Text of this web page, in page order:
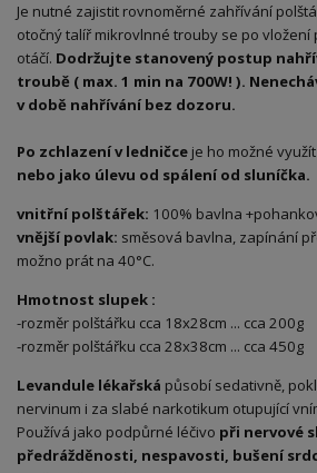
Je nutné zajistit rovnoměrné zahřívání
otočný talíř mikrovlnné trouby se po vložení
otáčí. Dodržujte stanovený postup
troubě ( max. 1 min na 700W! ).
v době nahřívání bez dozoru.
Po zchlazení v ledničce je ho možné
nebo jako úlevu od spálení od sluníčka.
vnitřní polštářek: 100% bavlna
vnější povlak: směsová bavlna, zapínání
možno prát na 40°C.
Hmotnost slupek :
-rozměr polštářku cca 18x28cm ... cca 200g
-rozměr polštářku cca 28x38cm ... cca 450g
Levandule lékařská působí sedativně,
nervinum i za slabé narkotikum otupující
Používá jako podpůrné léčivo při nervové
předrážděnosti, nespavosti, bušení s